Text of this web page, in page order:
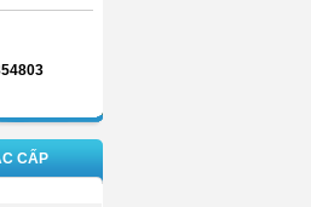
CẤP